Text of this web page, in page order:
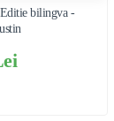
bilingva -